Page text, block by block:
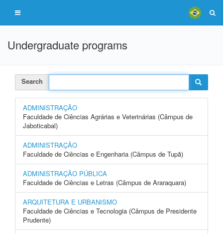
Undergraduate programs
Search
ADMINISTRAÇÃO
Faculdade de Ciências Agrárias e Veterinárias (Câmpus de
Jaboticabal)
ADMINISTRAÇÃO
Faculdade de Ciências e Engenharia (Câmpus de Tupã)
ADMINISTRAÇÃO PÚBLICA
Faculdade de Ciências e Letras (Câmpus de Araraquara)
ARQUITETURA E URBANISMO
Faculdade de Ciências e Tecnologia (Câmpus de Presidente
Prudente)